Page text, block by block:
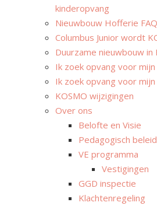
kinderopvang
Nieuwbouw Hofferie FAQ
Columbus Junior wordt
Duurzame nieuwbouw in
Ik zoek opvang voor
Ik zoek opvang voor
KOSMO wijzigingen
Over ons
Belofte en Visie
Pedagogisch beleid
VE programma
Vestigingen
GGD inspectie
Klachtenregeling